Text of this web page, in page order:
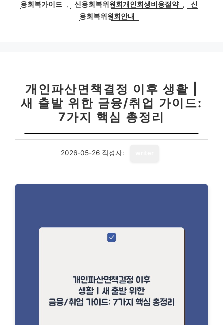
용회복가이드 , 신용회복위원회개인회생비용절약 ,
신
용회복위원회안내
개인파산면책결정 이후 생활 |
새 출발 위한 금융/취업 가이드:
7가지 핵심 총정리
2026-05-26 작성자: